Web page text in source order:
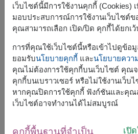
คนพิเศษ
สินค้าแบบที่ใกล้เคียงกัน ได้แก่FLV642
จัดส่งได้เร็วสุดอ., 11
แต่สามารถกำหนดวั
เว็บไซต์นี้มีการใช้งานคุกกี้ (Cookies)
มอบประสบการณ์การใช้งานเว็บไซต์
คุณสามารถเลือก เปิด/ปิด คุกกี้ได้ยกเ
การที่คุณใช้เว็บไซต์นี้หรือเข้าไปดูข้อ
ยอมรับนโยบายคุกกี้ และนโยบายควา
คุณไม่ต้องการใช้คุกกี้บนเว็บไซต์ คุณ
คุกกี้บนเบราวเซอร์ หรือไม่ใช้งานเว็บ
หากคุณปิดการใช้คุกกี้ ฟังก์ชันและคุณ
เว็บไซต์อาจทำงานได้ไม่สมบูรณ์
คุกกี้พื้นฐานที่จำเป็น เปิ